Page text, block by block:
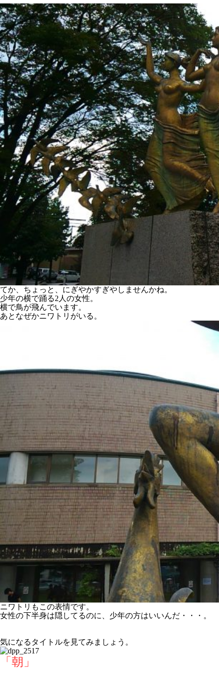
てか、ちょっと、にぎやかすぎやしませんかね。
少年の横で踊る2人の女性。
横で鳥が飛んでいます。
あとなぜかニワトリがいる。
ニワトリもこの表情です。
女性の下半身は隠してるのに、少年の方はいいんだ・・・。
気になるタイトルを見てみましょう。
「朝」